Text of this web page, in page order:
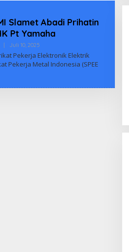
Slamet Abadi Prihatin
Pt Yamaha
Juli 10, 2025Oleh
Indonesia
Pekerja Elektronik Elektrik
Pekerja Metal Indonesia (SPEE